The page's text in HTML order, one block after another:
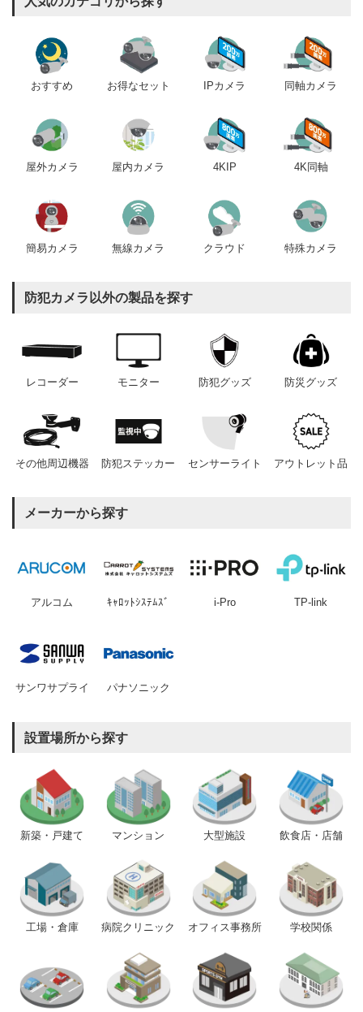
おすすめ お得なセット IPカメラ 同軸カメラ
屋外カメラ 屋内カメラ 4KIP 4K同軸
簡易カメラ 無線カメラ クラウド 特殊カメラ
防犯カメラ以外の製品を探す
レコーダー モニター 防犯グッズ 防災グッズ
その他周辺機器 防犯ステッカー センサーライト アウトレット品
メーカーから探す
アルコム ｷｬﾛｯﾄｼｽﾃﾑｽﾞ i-Pro TP-link
サンワサプライ パナソニック
設置場所から探す
新築・戸建て マンション 大型施設 飲食店・店舗
工場・倉庫 病院クリニック オフィス事務所 学校関係